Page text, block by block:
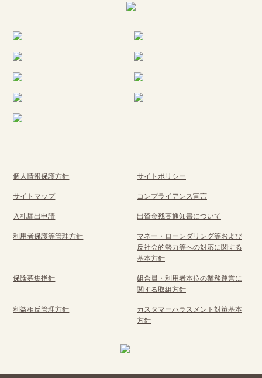
個人情報保護方針 サイトポリシー
サイトマップ コンプライアンス宣言
入札届出申請 出資金残高通知書について
利用者保護等管理方針
マネー・ローンダリング等および
反社会的勢力等への対応に関する
基本方針
保険募集指針
組合員・利用者本位の業務運営に
関する取組方針
利益相反管理方針
カスタマーハラスメント対策基本
方針